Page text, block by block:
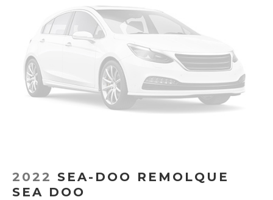
2022 SEA-DOO REMOLQUE
SEA DOO